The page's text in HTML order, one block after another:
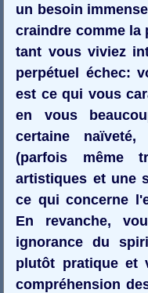
un besoin
craindre comme la
tant vous viviez
perpétuel échec:
est ce qui vous
en vous
certaine
(parfois même
artistiques et une
ce qui concerne
En revanche,
ignorance du
plutôt pratique et
compréhension